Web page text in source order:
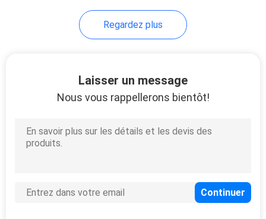
multiples du port
Connecteur de SMT
Regardez plus
Laisser un message
Nous vous rappellerons bientôt!